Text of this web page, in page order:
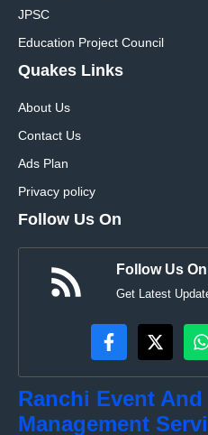
JPSC
Education Project Council
Quakes Links
About Us
Contact Us
Ads Plan
Privacy policy
Follow Us On
Follow Us
Get Latest
Ranchi Event And
Management